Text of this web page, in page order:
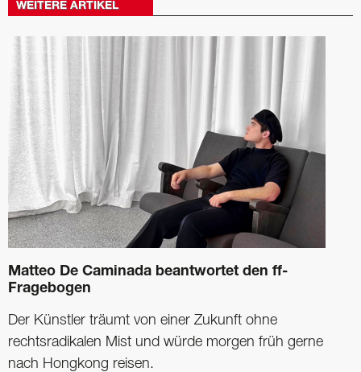
WEITERE ARTIKEL
Matteo De Caminada beantwortet den ff-
Fragebogen
Der Künstler träumt von einer Zukunft ohne
rechtsradikalen Mist und würde morgen früh gerne
nach Hongkong reisen.